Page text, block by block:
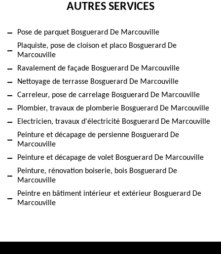
AUTRES SERVICES
Pose de parquet Bosguerard De Marcouville
Plaquiste, pose de cloison et placo Bosguerard De
Marcouville
Ravalement de façade Bosguerard De Marcouville
Nettoyage de terrasse Bosguerard De Marcouville
Carreleur, pose de carrelage Bosguerard De Marcouville
Plombier, travaux de plomberie Bosguerard De Marcouville
Electricien, travaux d'électricité Bosguerard De Marcouville
Peinture et décapage de persienne Bosguerard De
Marcouville
Peinture et décapage de volet Bosguerard De Marcouville
Peinture, rénovation boiserie, bois Bosguerard De
Marcouville
Peintre en bâtiment intérieur et extérieur Bosguerard De
Marcouville